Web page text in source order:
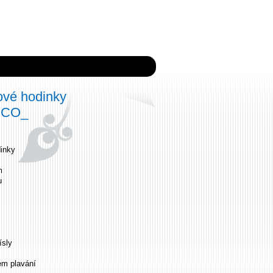
hodinky
plavání